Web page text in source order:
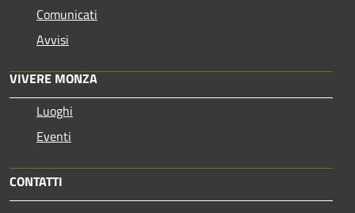
Comunicati
Avvisi
VIVERE MONZA
Luoghi
Eventi
CONTATTI